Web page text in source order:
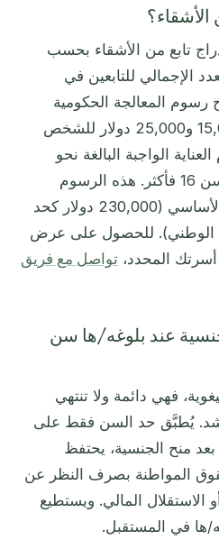
تابع من الأشقاء بحسب
الإجمالي للتابعين في
رسوم المعالجة الحكومية
للتابعين الإضافيين بين 15,000 و25,000 دولار للشخص
الواجبة البالغة نحو
7,500 دولار لكل تابع في سن 16 فأكثر. هذه الرسوم
تُضاف إلى مبلغ الاستثمار الأساسي (230,000 دولار كحد
الوطني). للحصول على عرض
المحدد، تواصل مع فريق
عند بلوغه/ها سن
فهي دائمة ولا تنتهي
يُطبَّق حد السن فقط على
منح الجنسية، يحتفظ
المواطنة بصرف النظر عن
الاستقلال المالي. ويستطيع
ها في المستقبل.